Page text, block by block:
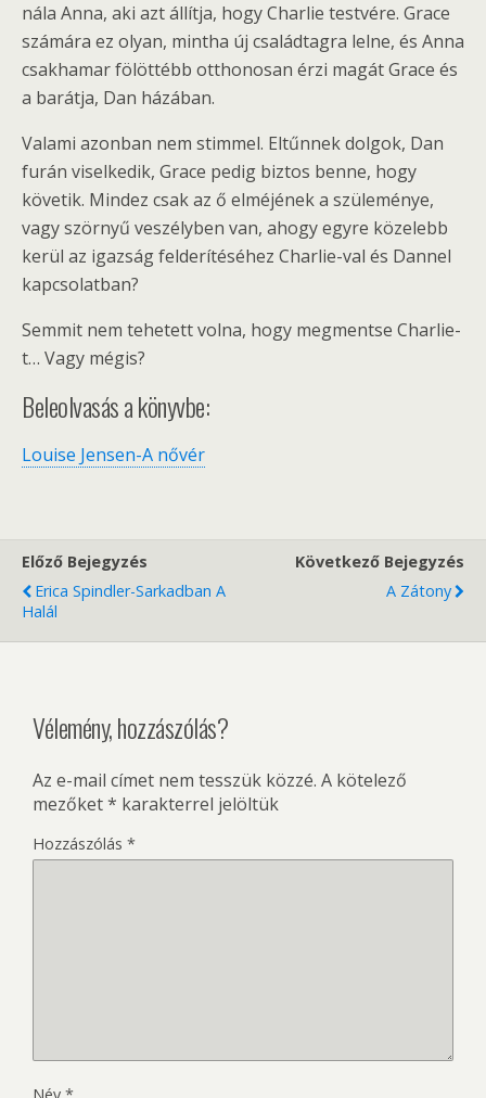
nála Anna, aki azt állítja, hogy Charlie testvére. Grace
számára ez olyan, mintha új családtagra lelne, és Anna
csakhamar fölöttébb otthonosan érzi magát Grace és
a barátja, Dan házában.
Valami azonban nem stimmel. Eltűnnek dolgok, Dan
furán viselkedik, Grace pedig biztos benne, hogy
követik. Mindez csak az ő elméjének a szüleménye,
vagy szörnyű veszélyben van, ahogy egyre közelebb
kerül az igazság felderítéséhez Charlie-val és Dannel
kapcsolatban?
Semmit nem tehetett volna, hogy megmentse Charlie-
t… Vagy mégis?
Beleolvasás a könyvbe:
Louise Jensen-A nővér
Előző Bejegyzés
Erica Spindler-Sarkadban A
Halál
Következő Bejegyzés
A Zátony
Vélemény, hozzászólás?
Az e-mail címet nem tesszük közzé. A kötelező
mezőket* karakterrel jelöltük
Hozzászólás *